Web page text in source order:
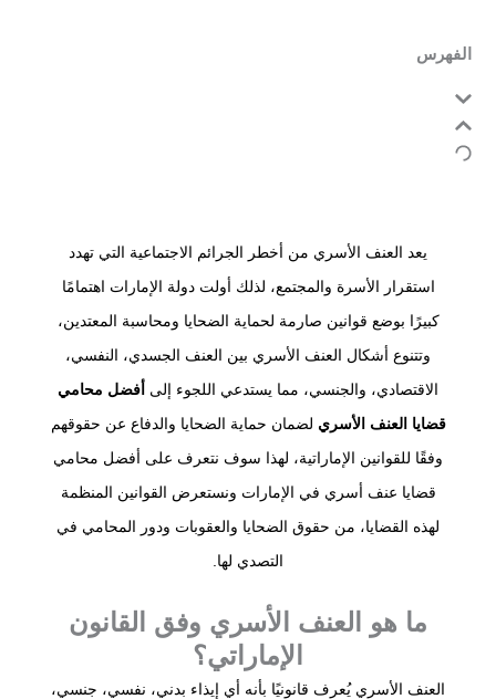
الفهرس
يعد العنف الأسري من أخطر الجرائم الاجتماعية التي تهدد
استقرار الأسرة والمجتمع، لذلك أولت دولة الإمارات اهتمامًا
كبيرًا بوضع قوانين صارمة لحماية الضحايا ومحاسبة المعتدين،
وتتنوع أشكال العنف الأسري بين العنف الجسدي، النفسي،
الاقتصادي، والجنسي، مما يستدعي اللجوء إلى أفضل محامي
قضايا العنف الأسري لضمان حماية الضحايا والدفاع عن حقوقهم
وفقًا للقوانين الإماراتية، لهذا سوف نتعرف على أفضل محامي
قضايا عنف أسري في الإمارات ونستعرض القوانين المنظمة
لهذه القضايا، من حقوق الضحايا والعقوبات ودور المحامي في
التصدي لها.
ما هو العنف الأسري وفق القانون
الإماراتي؟
العنف الأسري يُعرف قانونيًا بأنه أي إيذاء بدني، نفسي، جنسي،